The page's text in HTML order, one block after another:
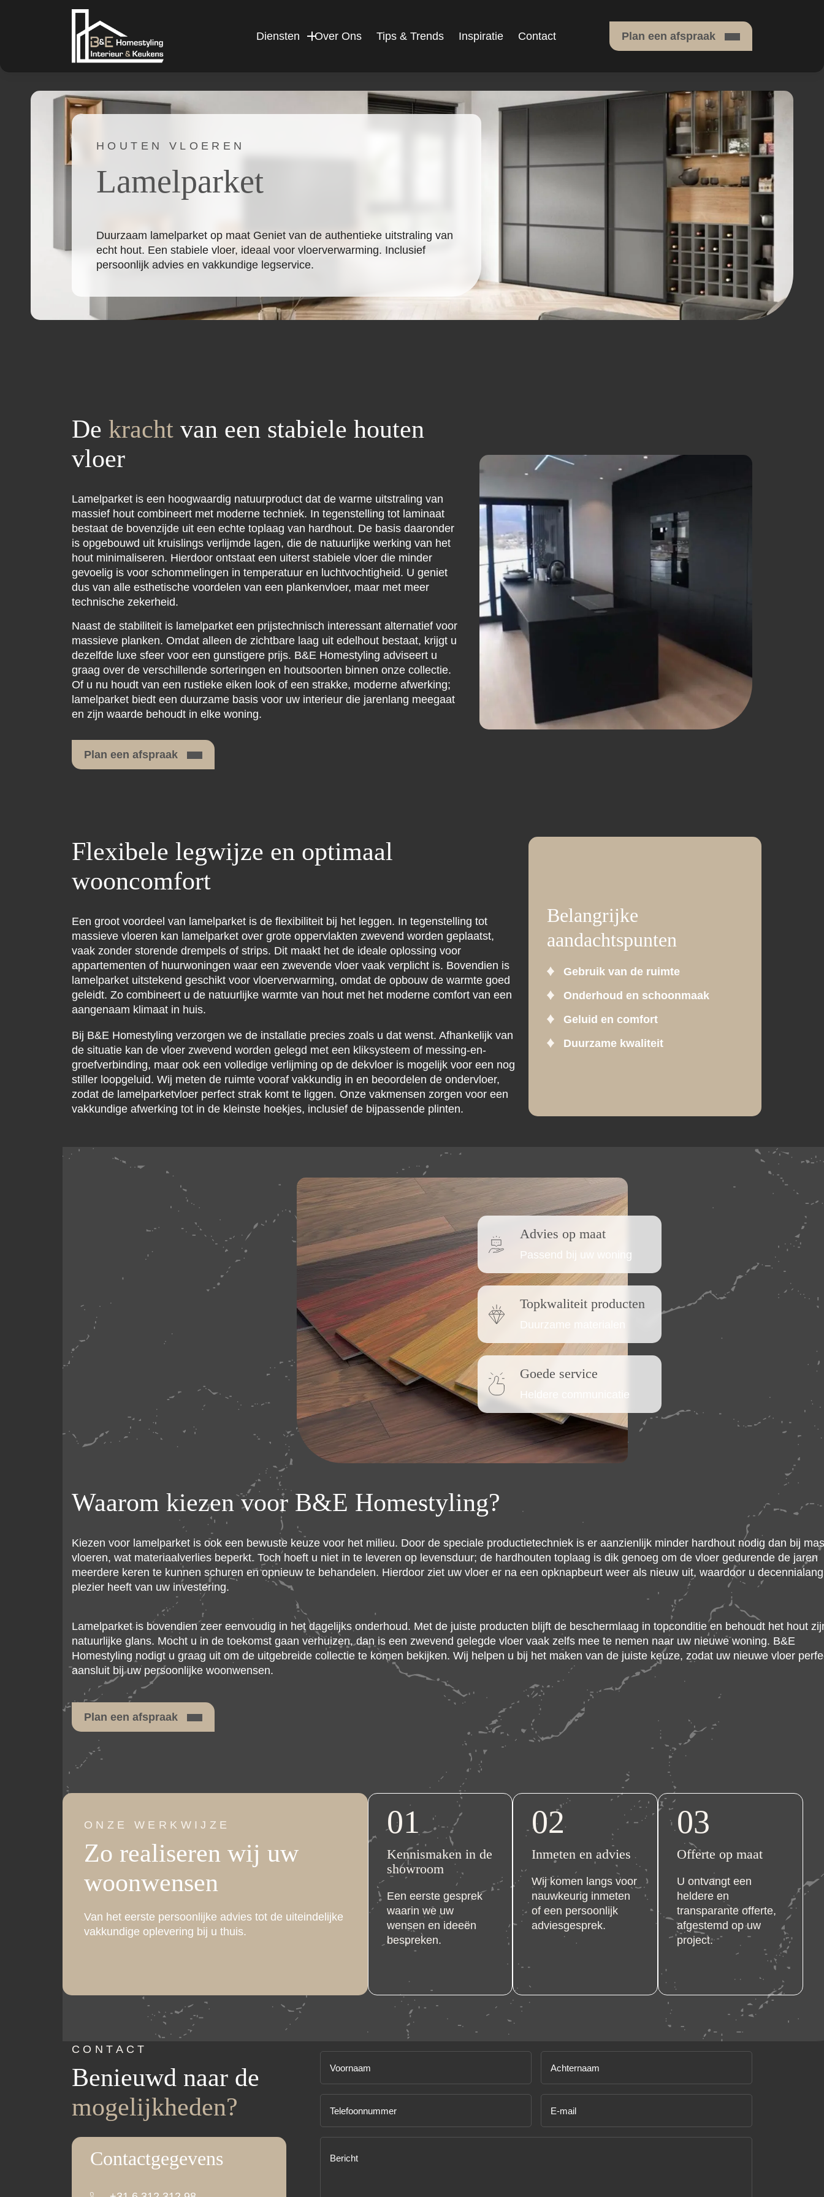
Diensten Over Ons Tips & Trends Inspiratie Contact Plan een afspraak
HOUTEN VLOEREN
Lamelparket
Duurzaam lamelparket op maat Geniet van de authentieke uitstraling van
echt hout. Een stabiele vloer, ideaal voor vloerverwarming. Inclusief
persoonlijk advies en vakkundige legservice.
De kracht van een stabiele houten
vloer
Lamelparket is een hoogwaardig natuurproduct dat de warme uitstraling van
massief hout combineert met moderne techniek. In tegenstelling tot laminaat
bestaat de bovenzijde uit een echte toplaag van hardhout. De basis daaronder
is opgebouwd uit kruislings verlijmde lagen, die de natuurlijke werking van het
hout minimaliseren. Hierdoor ontstaat een uiterst stabiele vloer die minder
gevoelig is voor schommelingen in temperatuur en luchtvochtigheid. U geniet
dus van alle esthetische voordelen van een plankenvloer, maar met meer
technische zekerheid.
Naast de stabiliteit is lamelparket een prijstechnisch interessant alternatief voor
massieve planken. Omdat alleen de zichtbare laag uit edelhout bestaat, krijgt u
dezelfde luxe sfeer voor een gunstigere prijs. B&E Homestyling adviseert u
graag over de verschillende sorteringen en houtsoorten binnen onze collectie.
Of u nu houdt van een rustieke eiken look of een strakke, moderne afwerking;
lamelparket biedt een duurzame basis voor uw interieur die jarenlang meegaat
en zijn waarde behoudt in elke woning.
Plan een afspraak
Flexibele legwijze en optimaal
wooncomfort
Een groot voordeel van lamelparket is de flexibiliteit bij het leggen. In tegenstelling tot
massieve vloeren kan lamelparket over grote oppervlakten zwevend worden geplaatst,
vaak zonder storende drempels of strips. Dit maakt het de ideale oplossing voor
appartementen of huurwoningen waar een zwevende vloer vaak verplicht is. Bovendien is
lamelparket uitstekend geschikt voor vloerverwarming, omdat de opbouw de warmte goed
geleidt. Zo combineert u de natuurlijke warmte van hout met het moderne comfort van een
aangenaam klimaat in huis.
Bij B&E Homestyling verzorgen we de installatie precies zoals u dat wenst. Afhankelijk van
de situatie kan de vloer zwevend worden gelegd met een kliksysteem of messing-en-
groefverbinding, maar ook een volledige verlijming op de dekvloer is mogelijk voor een nog
stiller loopgeluid. Wij meten de ruimte vooraf vakkundig in en beoordelen de ondervloer,
zodat de lamelparketvloer perfect strak komt te liggen. Onze vakmensen zorgen voor een
vakkundige afwerking tot in de kleinste hoekjes, inclusief de bijpassende plinten.
Belangrijke
aandachtspunten
Gebruik van de ruimte
Onderhoud en schoonmaak
Geluid en comfort
Duurzame kwaliteit
Advies op maat
Passend bij uw woning
Topkwaliteit producten
Duurzame materialen
Goede service
Heldere communicatie
Waarom kiezen voor B&E Homestyling?
Kiezen voor lamelparket is ook een bewuste keuze voor het milieu. Door de speciale productietechniek is er aanzienlijk minder hardhout nodig dan bij
vloeren, wat materiaalverlies beperkt. Toch hoeft u niet in te leveren op levensduur; de hardhouten toplaag is dik genoeg om de vloer gedurende de jaren
meerdere keren te kunnen schuren en opnieuw te behandelen. Hierdoor ziet uw vloer er na een opknapbeurt weer als nieuw uit, waardoor u decennialang
plezier heeft van uw investering.
Lamelparket is bovendien zeer eenvoudig in het dagelijks onderhoud. Met de juiste producten blijft de beschermlaag in topconditie en behoudt het hout
natuurlijke glans. Mocht u in de toekomst gaan verhuizen, dan is een zwevend gelegde vloer vaak zelfs mee te nemen naar uw nieuwe woning. B&E
Homestyling nodigt u graag uit om de uitgebreide collectie te komen bekijken. Wij helpen u bij het maken van de juiste keuze, zodat uw nieuwe vloer
aansluit bij uw persoonlijke woonwensen.
Plan een afspraak
ONZE WERKWIJZE
Zo realiseren wij uw
woonwensen
Van het eerste persoonlijke advies tot de uiteindelijke
vakkundige oplevering bij u thuis.
01
Kennismaken in de
showroom
Een eerste gesprek
waarin we uw
wensen en ideeën
bespreken.
02
Inmeten en advies
Wij komen langs voor
nauwkeurig inmeten
of een persoonlijk
adviesgesprek.
03
Offerte op maat
U ontvangt een
heldere en
transparante offerte,
afgestemd op uw
project.
CONTACT
Benieuwd naar de
mogelijkheden?
Contactgegevens
(Vereist) (Vereist)
(Vereist)
mailadres
(Vereist)